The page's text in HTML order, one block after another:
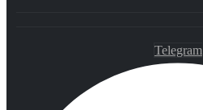
Telegram